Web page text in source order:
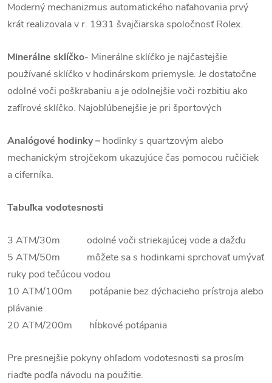
Moderný mechanizmus automatického naťahovania prvý
krát realizovala v r. 1931 švajčiarska spoločnosť Rolex.
Minerálne sklíčko- Minerálne sklíčko je najčastejšie
používané sklíčko v hodinárskom priemysle. Je dostatočne
odolné voči poškrabaniu a je odolnejšie voči rozbitiu ako
zafírové sklíčko. Najobľúbenejšie je pri športových
Analógové hodinky – hodinky s quartzovým alebo
mechanickým strojčekom ukazujúce čas pomocou ručičiek
a ciferníka.
Tabuľka vodotesnosti
3 ATM/30m odolné voči striekajúcej vode a dažďu
5 ATM/50m môžete sa s hodinkami sprchovať umývať
ruky pod tečúcou vodou
10 ATM/100m potápanie bez dýchacieho prístroja alebo
plávanie
20 ATM/200m hĺbkové potápania
Pre presnejšie pokyny ohľadom vodotesnosti sa prosím
riaďte podľa návodu na použitie.